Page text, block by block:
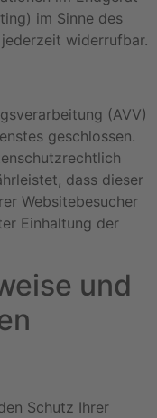
im Sinne des
widerrufbar.
(AVV)
geschlossen.
dass dieser
Websitebesucher
Einhaltung der
und
Schutz Ihrer